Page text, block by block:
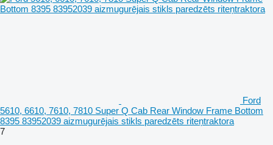
Ford
5610, 6610, 7610, 7810 Super Q Cab Rear Window Frame Bottom
8395 83952039 aizmugurējais stikls paredzēts riteņtraktora
7